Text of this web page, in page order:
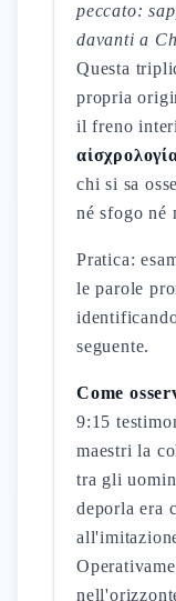
peccato:
davanti a
Questa
propria
il freno
chi si sa
né sfogo né
Pratica:
le parole
seguente.
Come
9:15
maestri la
tra gli
deporla era